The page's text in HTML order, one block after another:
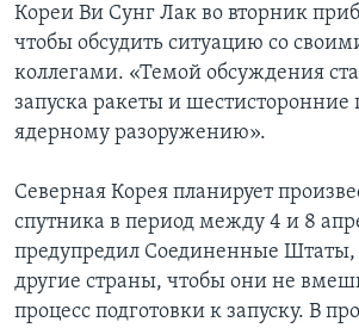
ДЕТАЛИ
НЬЮ-ЙОРК NEW YORK
АМЕРИКА. БОЛЬШОЕ ПУТЕШЕСТВИЕ
АМЕРИКАНСКИЕ ГОРОДКИ
УЧИМ АНГЛИЙСКИЙ
ВИДЕО
ПОДПИСКА НА НОВОСТИ
СОЦИАЛЬНЫЕ СЕТИ
Кореи Ви Сунг Лак во вторник
чтобы обсудить ситуацию со
коллегами. «Темой обсуждения
запуска ракеты и шестисторонние
ядерному разоружению».
Северная Корея планирует
спутника в период между 4 и 8
предупредил Соединенные
другие страны, чтобы они не
процесс подготовки к запуску. В